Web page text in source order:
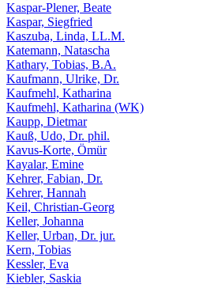
Kaspar-Plener, Beate
Kaspar, Siegfried
Kaszuba, Linda, LL.M.
Katemann, Natascha
Kathary, Tobias, B.A.
Kaufmann, Ulrike, Dr.
Kaufmehl, Katharina
Kaufmehl, Katharina (WK)
Kaupp, Dietmar
Kauß, Udo, Dr. phil.
Kavus-Korte, Ömür
Kayalar, Emine
Kehrer, Fabian, Dr.
Kehrer, Hannah
Keil, Christian-Georg
Keller, Johanna
Keller, Urban, Dr. jur.
Kern, Tobias
Kessler, Eva
Kiebler, Saskia